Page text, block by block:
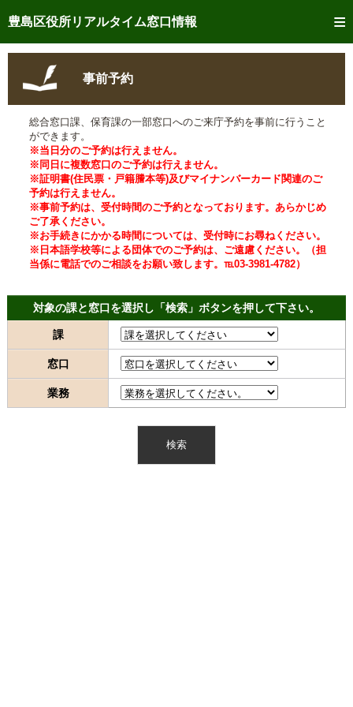
豊島区役所リアルタイム窓口情報
トップページへ
ご利用方法
事前予約
予約状況確認
リアルタイム窓口混雑状況
リアルタイム交付状況確認
メール通知登録
混雑予想カレンダー
事前予約
総合窓口課、保育課の一部窓口へのご来庁予約を事前に行うこと
ができます。
※当日分のご予約は行えません。
※同日に複数窓口のご予約は行えません。
※証明書(住民票・戸籍謄本等)及びマイナンバーカード関連のご
予約は行えません。
※事前予約は、受付時間のご予約となっております。あらかじめ
ご了承ください。
※お手続きにかかる時間については、受付時にお尋ねください。
※日本語学校等による団体でのご予約は、ご遠慮ください。（担
当係に電話でのご相談をお願い致します。℡03-3981-4782）
対象の課と窓口を選択し「検索」ボタンを押して下さい。
課
窓口
業務